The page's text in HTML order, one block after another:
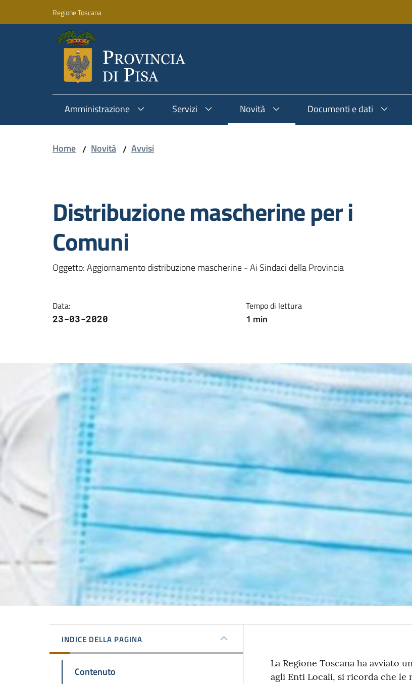
Vai al contenuto
Vai alla navigazione
Regione Toscana
Amministrazione Servizi Novità Documenti e dati
Home / Novità / Avvisi
Distribuzione mascherine per i
Comuni
Oggetto: Aggiornamento distribuzione mascherine - Ai Sindaci della Provincia
Data:
23-03-2020
Tempo di lettura
1 min
INDICE DELLA PAGINA
Contenuto
La Regione Toscana ha avviato
agli Enti Locali, si ricorda che le